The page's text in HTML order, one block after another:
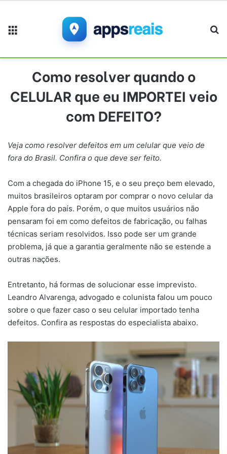
Como resolver quando o
CELULAR que eu IMPORTEI veio
com DEFEITO?
Veja como resolver defeitos em um celular que veio de
fora do Brasil. Confira o que deve ser feito.
Com a chegada do iPhone 15, e o seu preço bem elevado,
muitos brasileiros optaram por comprar o novo celular da
Apple fora do país. Porém, o que muitos usuários não
pensaram foi em como defeitos de fabricação, ou falhas
técnicas seriam resolvidos. Isso pode ser um grande
problema, já que a garantia geralmente não se estende a
outras nações.
Entretanto, há formas de solucionar esse imprevisto.
Leandro Alvarenga, advogado e colunista falou um pouco
sobre o que fazer caso o seu celular importado tenha
defeitos. Confira as respostas do especialista abaixo.